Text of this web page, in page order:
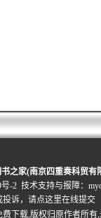
之家(南京四重奏科贸有
号-2 技术支持与报障：
诉， 请点这里在线提交
下载,版权归原作者所